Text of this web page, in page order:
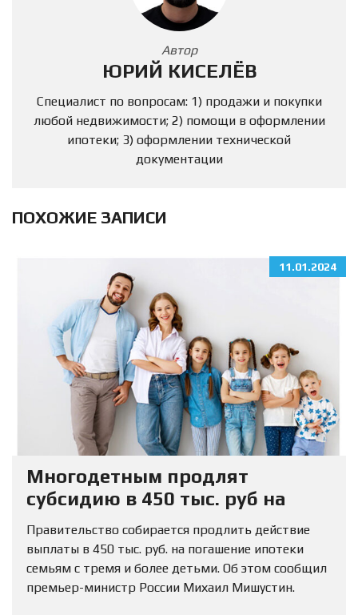
Автор
ЮРИЙ КИСЕЛЁВ
Специалист по вопросам: 1) продажи и покупки
любой недвижимости; 2) помощи в оформлении
ипотеки; 3) оформлении технической
документации
ПОХОЖИЕ ЗАПИСИ
11.01.2024
Многодетным продлят
субсидию в 450 тыс. руб на
погашение ипотеки
Правительство собирается продлить действие
выплаты в 450 тыс. руб. на погашение ипотеки
семьям с тремя и более детьми. Об этом сообщил
премьер-министр России Михаил Мишустин.